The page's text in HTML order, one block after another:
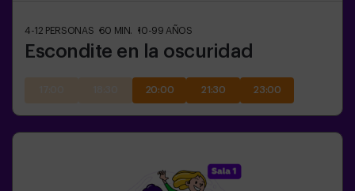
4-12 PERSONAS 60 MIN. 10-99 AÑOS
Escondite en la oscuridad
20:00 21:30 23:00